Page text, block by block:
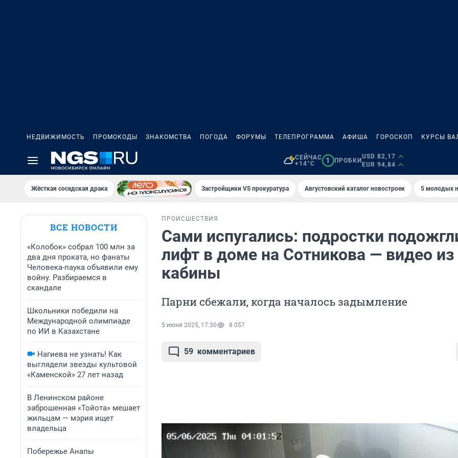
НЕДВИЖИМОСТЬ ПРОМОКОДЫ ЗНАКОМСТВА ПОГОДА ФОРУМЫ ТЕЛЕПРОГРАММА АФИША ГОРОСКОП КУРСЫ
СЕЙЧАС
+14°C
1 ПРОБКИ
USD 82,17
EUR 94,84
Жёсткая соседская драка Застройщики VS прокуратура Августовский каталог новостроек 5 молодых
ВСЕ НОВОСТИ
«Колобок» собрал 100 млн за
два дня проката, но фанаты
Человека-паука объявили ему
войну. Разбираемся в
скандале
Школьники победили на
Международной олимпиаде
по ИИ в Казахстане
Нагиева не узнать! Как
выглядели звезды культовой
«Каменской» 27 лет назад
В Ленинском районе
заброшенная «Тойота» мешает
жильцам — мэрия ищет
владельца
Побережье Анапы
ПРОИСШЕСТВИЯ
Сами испугались: подростки
лифт в доме на Сотникова — видео из
кабины
Парни сбежали, когда началось задымление
5 июня 2025, 17:30 8 057
59 комментариев